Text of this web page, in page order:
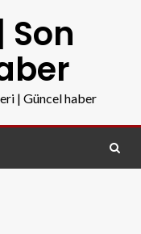
Son
| Güncel haber